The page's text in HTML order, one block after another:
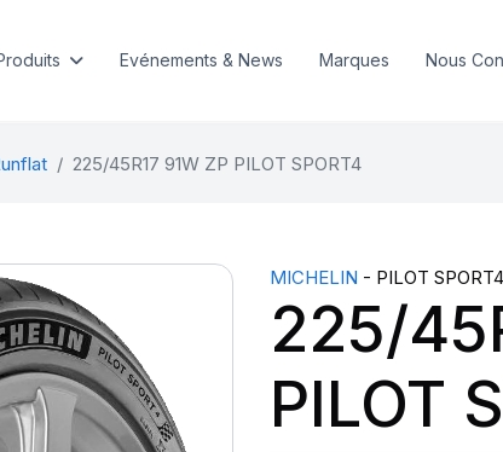
Evénements & News Marques Nous
225/45R17 91W ZP PILOT SPORT4
MICHELIN - PILOT SPORT4
225/
PILOT